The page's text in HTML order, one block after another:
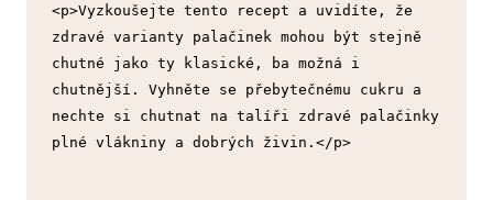
<p>Vyzkoušejte tento recept a uvidíte, že
zdravé varianty palačinek mohou být stejně
chutné jako ty klasické, ba možná i
chutnější. Vyhněte se přebytečnému cukru a
nechte si chutnat na talíři zdravé palačinky
plné vlákniny a dobrých živin.</p>